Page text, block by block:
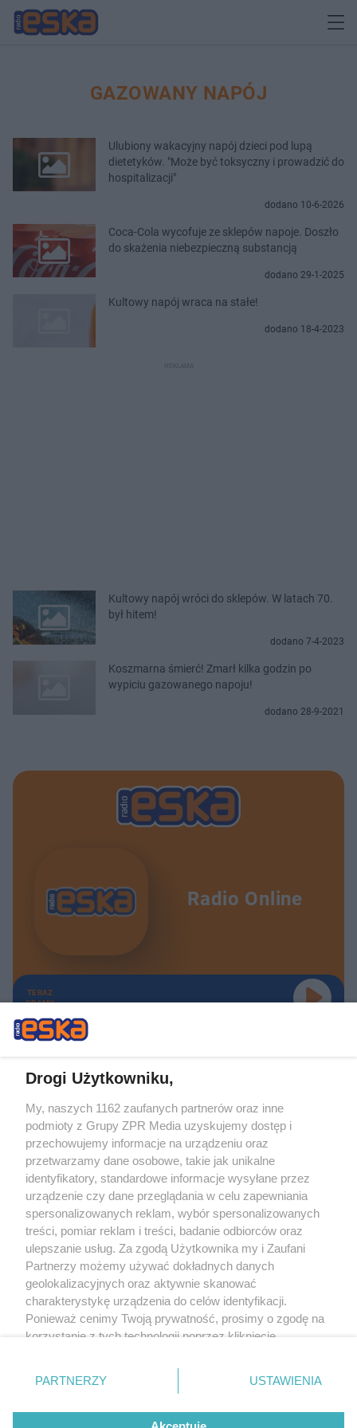
GAZOWANY NAPÓJ
Ulubiony wakacyjny napój dzieci pod lupą
dietetyków. "Może być toksyczny i prowadzić do
hospitalizacji"
dodano 10-6-2026
Coca-Cola wycofuje ze sklepów napoje. Doszło
do skażenia niebezpieczną substancją
dodano 29-1-2025
Kultowy napój wraca na stałe!
dodano 18-4-2023
Kultowy napój wróci do sklepów. W latach 70.
był hitem!
dodano 7-4-2023
Koszmarna śmierć! Zmarł kilka godzin po
wypiciu gazowanego napoju!
dodano 28-9-2021
Radio Online
TERAZ
GRAMY
Żaden utwór zamieszczony w serwisie nie może być powielany i
rozpowszechniany lub dalej rozpowszechniany w jakikolwiek sposób (w
tym także elektroniczny lub mechaniczny) na jakimkolwiek polu
eksploatacji w jakiejkolwiek formie, włącznie z umieszczaniem w Internecie
bez pisemnej zgody właściciela praw. Jakiekolwiek użycie lub
wykorzystanie utworów w całości lub w części z naruszeniem prawa, tzn.
bez właściwej zgody, jest zabronione pod groźbą kary i może być ścigane
prawnie.
O nas
Drogi Użytkowniku,
My, naszych 1162 zaufanych partnerów oraz inne
podmioty z Grupy ZPR Media uzyskujemy dostęp i
przechowujemy informacje na urządzeniu oraz
przetwarzamy dane osobowe, takie jak unikalne
identyfikatory, standardowe informacje wysyłane przez
urządzenie czy dane przeglądania w celu zapewniania
spersonalizowanych reklam, wybór spersonalizowanych
treści, pomiar reklam i treści, badanie odbiorców oraz
ulepszanie usług. Za zgodą Użytkownika my i Zaufani
Partnerzy możemy używać dokładnych danych
geolokalizacyjnych oraz aktywnie skanować
charakterystykę urządzenia do celów identyfikacji.
Ponieważ cenimy Twoją prywatność, prosimy o zgodę na
korzystanie z tych technologii poprzez kliknięcie
zmienić/wycofać klikając przycisk ustawień prywatności
znajdujący się w lewym dolnym rogu strony
rodzaje przetwarzania danych nie wymagają zgody
PARTNERZY USTAWIENIA